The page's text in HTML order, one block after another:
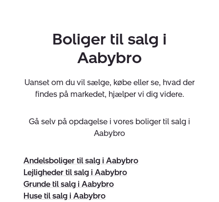
Vi er altid tilgængelige, så tøv ikke med at kontakte os
for en uforpligtende snak omkring dine muligheder - og
Vi glæder os til at høre fra dig.
Virksomheden har tegnet ansvarsforsikring og
garantistillelse hos HDI Forsikring telefon 3336 9597.
beliggende i Danmark fra kontorer beliggende i Europa.
Boliger til salg i
Aabybro
Uanset om du vil sælge, købe eller se, hvad der
findes på markedet, hjælper vi dig videre.
Gå selv på opdagelse i vores boliger til salg i
Aabybro
Andelsboliger til salg i Aabybro
Lejligheder til salg i Aabybro
Grunde til salg i Aabybro
Huse til salg i Aabybro